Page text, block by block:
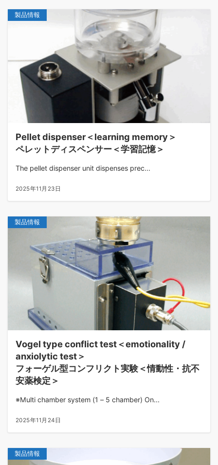
製品情報
Pellet dispenser＜learning memory＞
ペレットディスペンサー＜学習記憶＞
The pellet dispenser unit dispenses prec...
2025年11月23日
製品情報
Vogel type conflict test＜emotionality /
anxiolytic test＞
フォーゲル型コンフリクト実験＜情動性・抗不
安薬検定＞
※Multi chamber system (1 – 5 chamber) On...
2025年11月24日
製品情報